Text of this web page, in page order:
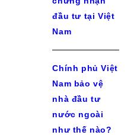
đầu tư tại Việt
Nam
Chính phủ Việt
Nam bảo vệ
nhà đầu tư
nước ngoài
như thế nào?